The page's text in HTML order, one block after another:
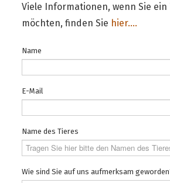
Viele Informationen, wenn Sie
möchten, finden Sie hier....
Name
E-Mail
Name des Tieres
Wie sind Sie auf uns aufmerksam